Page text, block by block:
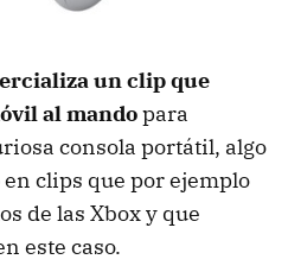
un clip que
al mandopara
consola portátil, algo
clips que por ejemplo
de las Xbox y que
este caso.